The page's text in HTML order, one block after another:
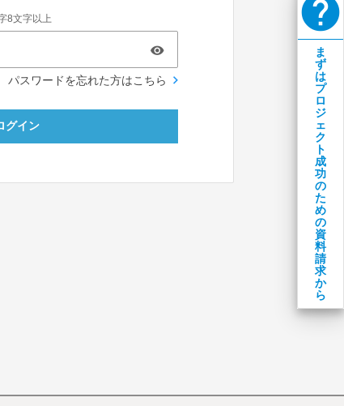
8文字以上
パスワードを忘れた方はこちら
グイン
help
ま
ず
は
プ
ロ
ジ
ェ
ク
ト
成
功
の
た
め
の
資
料
請
求
か
ら